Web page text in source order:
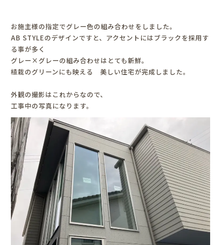
お施主様の指定でグレー色の組み合わせをしました。
AB STYLEのデザインですと、アクセントにはブラックを採用す
る事が多く
グレー×グレーの組み合わせはとても新鮮。
植栽のグリーンにも映える 美しい住宅が完成しました。
外観の撮影はこれからなので、
工事中の写真になります。